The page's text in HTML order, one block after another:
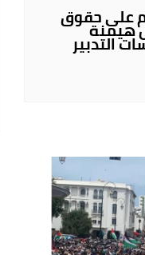
على حقوق
هيمنة
التدبير